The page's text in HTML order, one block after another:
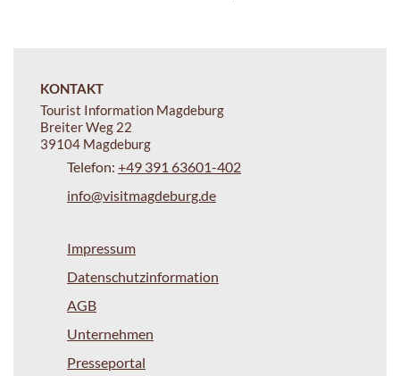
KONTAKT
Tourist Information Magdeburg
Breiter Weg 22
39104 Magdeburg
Telefon: +49 391 63601-402
info@visitmagdeburg.de
Impressum
Datenschutzinformation
AGB
Unternehmen
Presseportal